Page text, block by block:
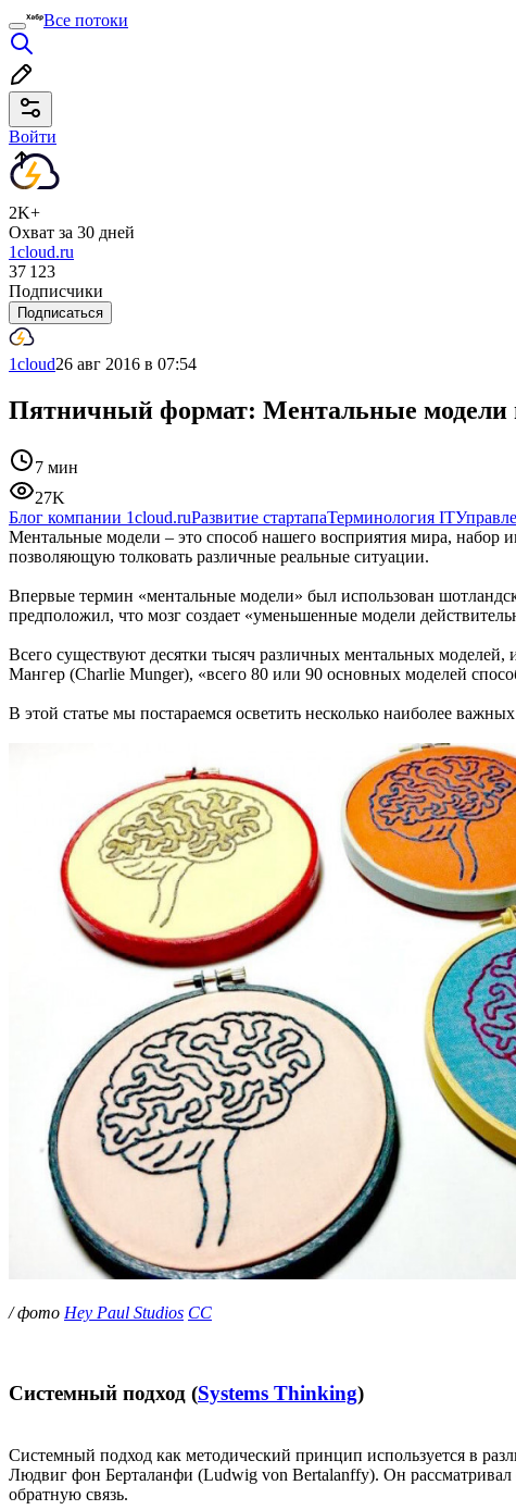
Все потоки
Войти
2K+
Охват за 30 дней
1cloud.ru
37 123
Подписчики
Подписаться
1cloud26 авг 2016 в 07:54
Пятничный формат: Ментальные модели
7 мин
27K
Блог компании 1cloud.ruРазвитие стартапаТерминология IT
Ментальные модели – это способ нашего восприятия мира,
позволяющую толковать различные реальные ситуации.
Впервые термин «ментальные модели» был использован
предположил, что мозг создает «уменьшенные модели
Всего существуют десятки тысяч различных ментальных
Мангер (Charlie Munger), «всего 80 или 90 основных моделей
В этой статье мы постараемся осветить несколько наиболее
/ фото Hey Paul Studios CC
Системный подход (Systems Thinking)
Системный подход как методический принцип используется в
Людвиг фон Берталанфи (Ludwig von Bertalanffy). Он рассматривал
обратную связь.